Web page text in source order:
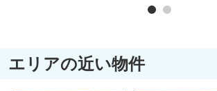
エリアの近い物件